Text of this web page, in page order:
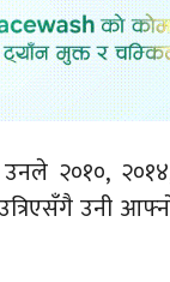
२०१०,
उत्रिएसँगै उनी